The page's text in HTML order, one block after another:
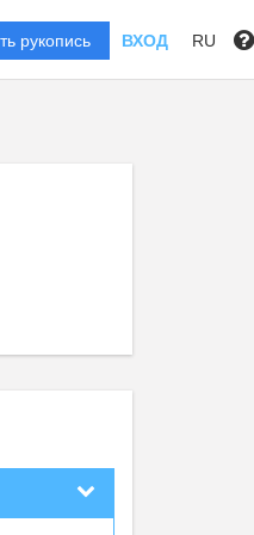
рукопись ВХОД RU